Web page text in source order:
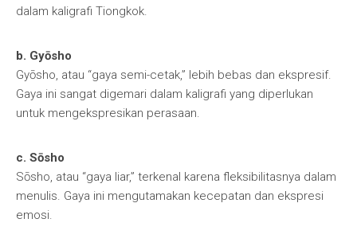
dalam kaligrafi Tiongkok.
b. Gyōsho
Gyōsho, atau “gaya semi-cetak,” lebih bebas dan ekspresif.
Gaya ini sangat digemari dalam kaligrafi yang diperlukan
untuk mengekspresikan perasaan.
c. Sōsho
Sōsho, atau “gaya liar,” terkenal karena fleksibilitasnya dalam
menulis. Gaya ini mengutamakan kecepatan dan ekspresi
emosi.